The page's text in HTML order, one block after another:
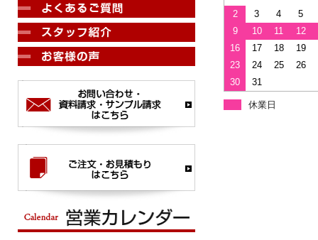
2 3 4
5
9
10 11
12
16
17 18
19
23
24 25
26
30
31
休業日